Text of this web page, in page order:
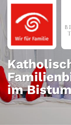
Zum Inhalt
im